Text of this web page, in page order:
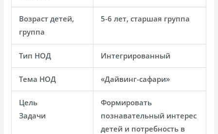
Возраст детей,
группа
5-6 лет, старшая группа
Тип НОД Интегрированный
Тема НОД «Дайвинг-сафари»
Цель
Задачи
Формировать
познавательный интерес
детей и потребность в